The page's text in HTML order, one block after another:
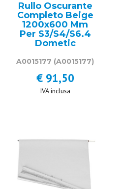
Rullo Oscurante
Completo Beige
1200x600 Mm
Per S3/S4/S6.4
Dometic
A0015177 (A0015177)
€ 91,50
IVA inclusa